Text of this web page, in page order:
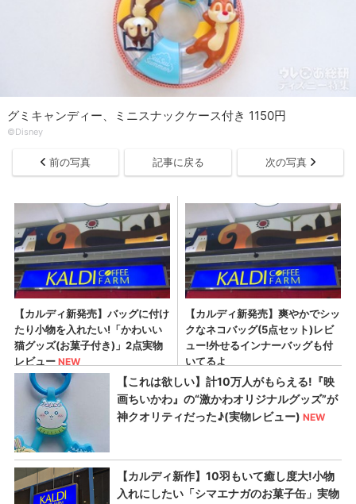
グミキャンディー、ミニスナックケース付き 1150円
©Disney
前の写真 記事に戻る 次の写真